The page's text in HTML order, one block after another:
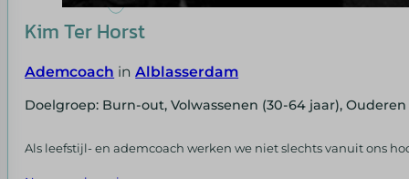
Kim Ter Horst
Ademcoach inAlblasserdam
Doelgroep: Burn-out, Volwassenen (30-64 jaar), Ouderen
Als leefstijl- en ademcoach werken we niet slechts vanuit ons